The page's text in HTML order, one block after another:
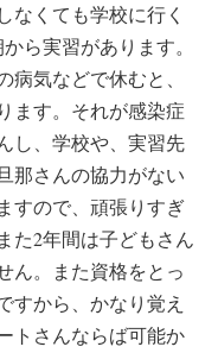
なくても学校に行く
ら実習があります。
気などで休むと、
ます。それが感染症
し、学校や、実習先
那さんの協力がない
すので、頑張りすぎ
た2年間は子どもさん
ん。また資格をとっ
すから、かなり覚え
トさんならば可能か